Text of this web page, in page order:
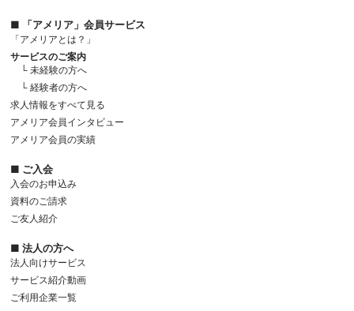
■ 「アメリア」会員サービス
「アメリアとは？」
サービスのご案内
└ 未経験の方へ
└ 経験者の方へ
求人情報をすべて見る
アメリア会員インタビュー
アメリア会員の実績
■ ご入会
入会のお申込み
資料のご請求
ご友人紹介
■ 法人の方へ
法人向けサービス
サービス紹介動画
ご利用企業一覧